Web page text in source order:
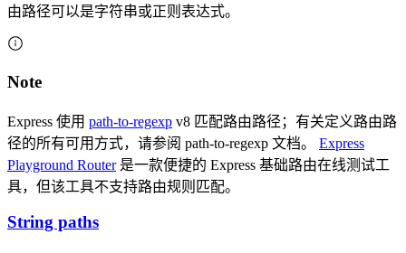
由路径可以是字符串或正则表达式。
Note
Express 使用 path-to-regexp v8 匹配路由路径；有关定义路由路
径的所有可用方式，请参阅 path-to-regexp 文档。 Express
Playground Router是一款便捷的 Express 基础路由在线测试工
具，但该工具不支持路由规则匹配。
String paths